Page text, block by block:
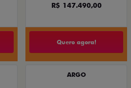
R$ 147.490,00
Quero agora!
ARGO